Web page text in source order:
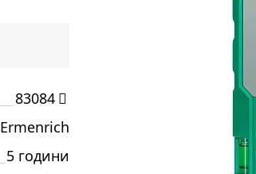
83084
Ermenrich
5 години